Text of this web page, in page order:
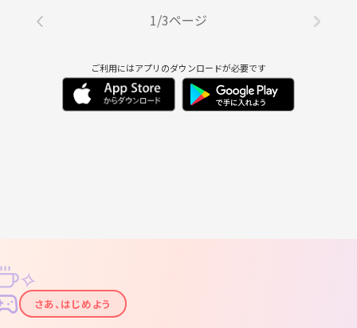
1/3ページ
ご利用にはアプリのダウンロードが必要です
✦
✧
さあ、はじめよう